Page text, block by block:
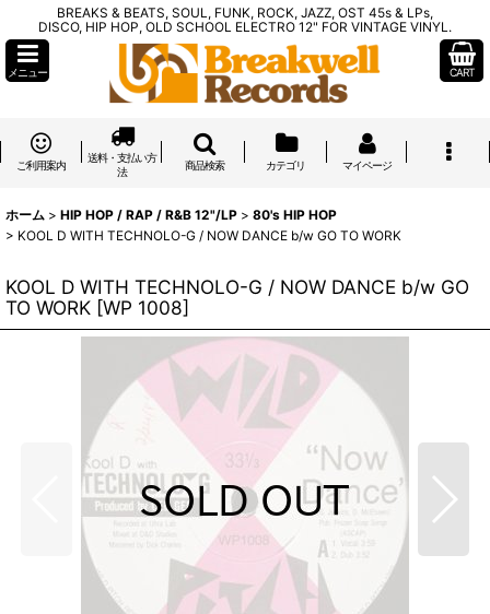
BREAKS & BEATS, SOUL, FUNK, ROCK, JAZZ, OST 45s & LPs,
DISCO, HIP HOP, OLD SCHOOL ELECTRO 12" FOR VINTAGE VINYL.
メニュー CART
ご利用案内
送料・支払い方
法
商品検索 カテゴリ マイページ
ホーム > HIP HOP / RAP / R&B 12"/LP > 80's HIP HOP
> KOOL D WITH TECHNOLO-G / NOW DANCE b/w GO TO WORK
KOOL D WITH TECHNOLO-G / NOW DANCE b/w GO
TO WORK [WP 1008]